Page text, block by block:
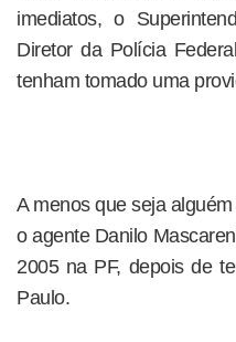
imediatos, o
Diretor da Polícia
tenham tomado uma
A menos que seja
o agente Danilo
2005 na PF, depois de
Paulo.